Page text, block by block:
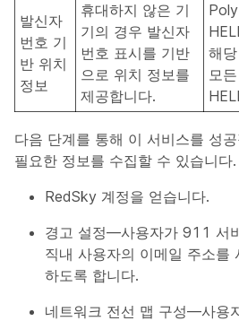
발신자
번호 기
반 위치
정보
휴대하지 않은 기
기의 경우 발신자
번호 표시를 기반
으로 위치 정보를
제공합니다.
해
모
다음 단계를 통해 이 서비스를 성
필요한 정보를 수집할 수 있습니다.
RedSky 계정을 얻습니다.
경고 설정—사용자가 911 서
직내 사용자의 이메일 주소를
하도록 합니다.
네트워크 전선 맵 구성—사용